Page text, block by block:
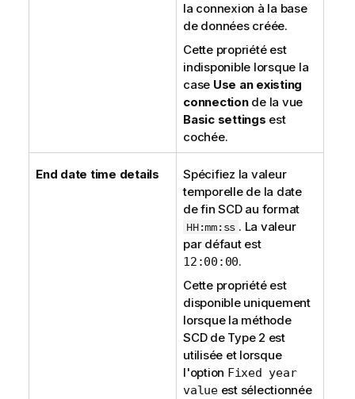
la connexion à la base
de données créée.
Cette propriété est
indisponible lorsque la
case Use an existing
connectionde la vue
Basic settings est
cochée.
End date time details
Spécifiez la valeur
temporelle de la date
de fin SCD au format
HH:mm:ss . La valeur
par défaut est
12:00:00.
Cette propriété est
disponible uniquement
lorsque la méthode
SCD de Type 2 est
utilisée et lorsque
l'option Fixed year
valueest sélectionnée